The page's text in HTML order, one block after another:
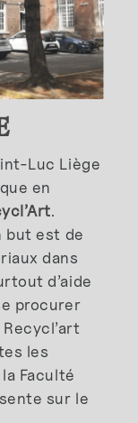
Luc Liège
en
.
but est de
dans
d’aide
procurer
les
Faculté
sur le